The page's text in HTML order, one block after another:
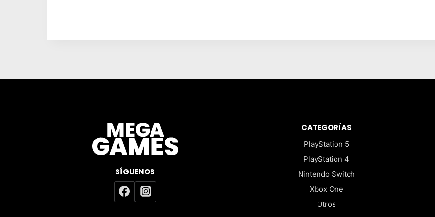
SÍGUENOS
CATEGORÍAS
PlayStation 5
PlayStation 4
Nintendo Switch
Xbox One
Otros